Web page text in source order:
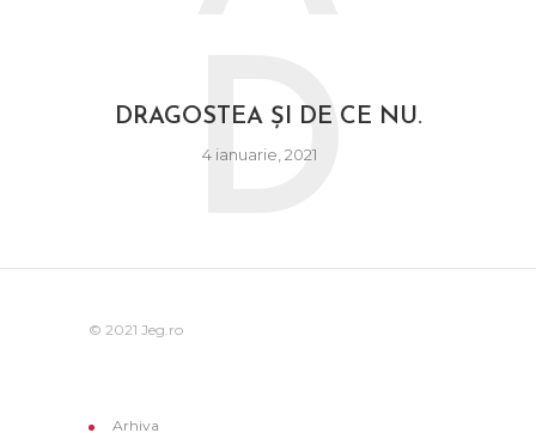
DRAGOSTEA ȘI DE CE NU.
4 ianuarie, 2021
D
© 2021 Jeg.ro
Arhiva